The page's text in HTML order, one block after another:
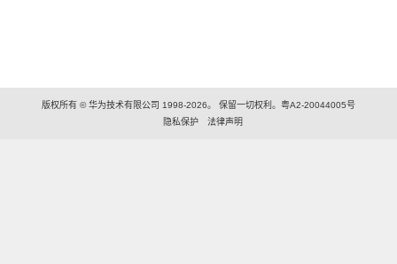
版权所有 © 华为技术有限公司 1998-2026。 保留一切权利。粤A2-20044005号
隐私保护
法律声明